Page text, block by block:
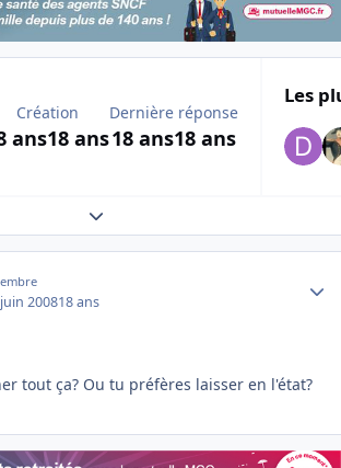
Création
ans18 ans
Dernière réponse
18 ans18 ans
Les
Expand topic overview
200818 ans
tout ça? Ou tu préfères laisser en l'état?